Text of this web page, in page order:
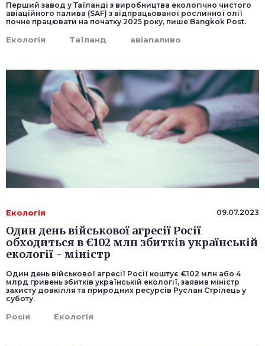
Перший завод у Таїланді з виробництва екологічно чистого
авіаційного палива (SAF) з відпрацьованої рослинної олії
почне працювати на початку 2025 року, пише Bangkok Post.
Екологія Таїланд авіапаливо
Екологія 09.07.2023
Один день військової агресії Росії
обходиться в €102 млн збитків українській
екології - міністр
Один день військової агресії Росії коштує €102 млн або 4
млрд гривень збитків українській екології, заявив міністр
захисту довкілля та природних ресурсів Руслан Стрілець у
суботу.
Росія Екологія